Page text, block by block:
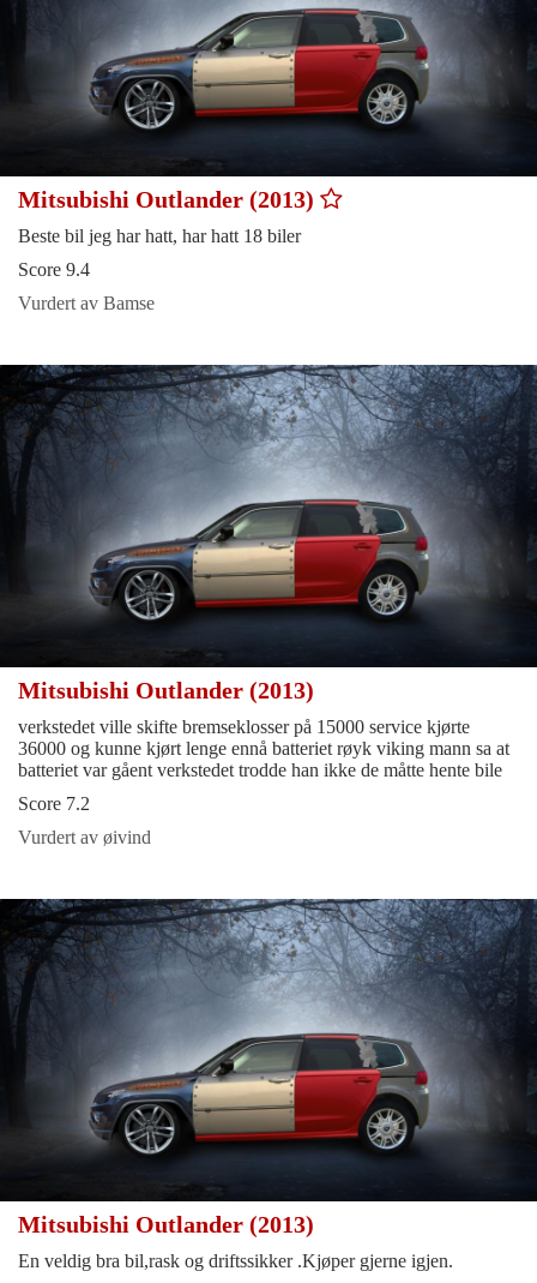
Mitsubishi Outlander (2013)
Beste bil jeg har hatt, har hatt 18 biler
Score 9.4
Vurdert av Bamse
Mitsubishi Outlander (2013)
verkstedet ville skifte bremseklosser på 15000 service kjørte
36000 og kunne kjørt lenge ennå batteriet røyk viking mann sa at
batteriet var gåent verkstedet trodde han ikke de måtte hente bile
Score 7.2
Vurdert av øivind
Mitsubishi Outlander (2013)
En veldig bra bil,rask og driftssikker .Kjøper gjerne igjen.